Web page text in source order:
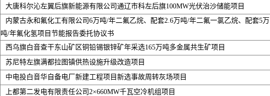
大唐科尔沁左翼后旗新能源有限公司通辽市科左后旗100MW光伏治沙储能项目
内蒙古永和氟化工有限公司6万吨/年二氟乙烷、配套2.6万吨/年二氟一氯乙烷、配套5万
吨/年氟化氢项目节能报告委托协议书
西乌旗白音查干东山矿区铜铅锡银锌矿年采选165万吨多金属共生矿项目
苏尼特左旗满都拉图镇供热设施升级改造项目
中电投白音华自备电厂新建工程项目新选事故周转灰场项目
上都第二发电有限责任公司2×660MW千瓦空冷机组项目